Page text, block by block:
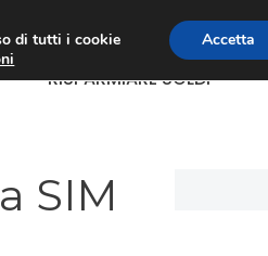
RISPARMIARE SOLDI
SIM
di tutti i cookie
Accetta